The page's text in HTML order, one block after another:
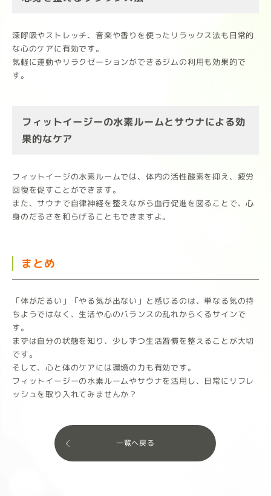
深呼吸やストレッチ、音楽や香りを使ったリラックス法も日常的
な心のケアに有効です。
気軽に運動やリラクゼーションができるジムの利用も効果的で
す。
フィットイージーの水素ルームとサウナによる効
果的なケア
フィットイージの水素ルームでは、体内の活性酸素を抑え、疲労
回復を促すことができます。
また、サウナで自律神経を整えながら血行促進を図ることで、心
身のだるさを和らげることもできますよ。
まとめ
「体がだるい」「やる気が出ない」と感じるのは、単なる気の持
ちようではなく、生活や心のバランスの乱れからくるサインで
す。
まずは自分の状態を知り、少しずつ生活習慣を整えることが大切
です。
そして、心と体のケアには環境の力も有効です。
フィットイージーの水素ルームやサウナを活用し、日常にリフレ
ッシュを取り入れてみませんか？
一覧へ戻る